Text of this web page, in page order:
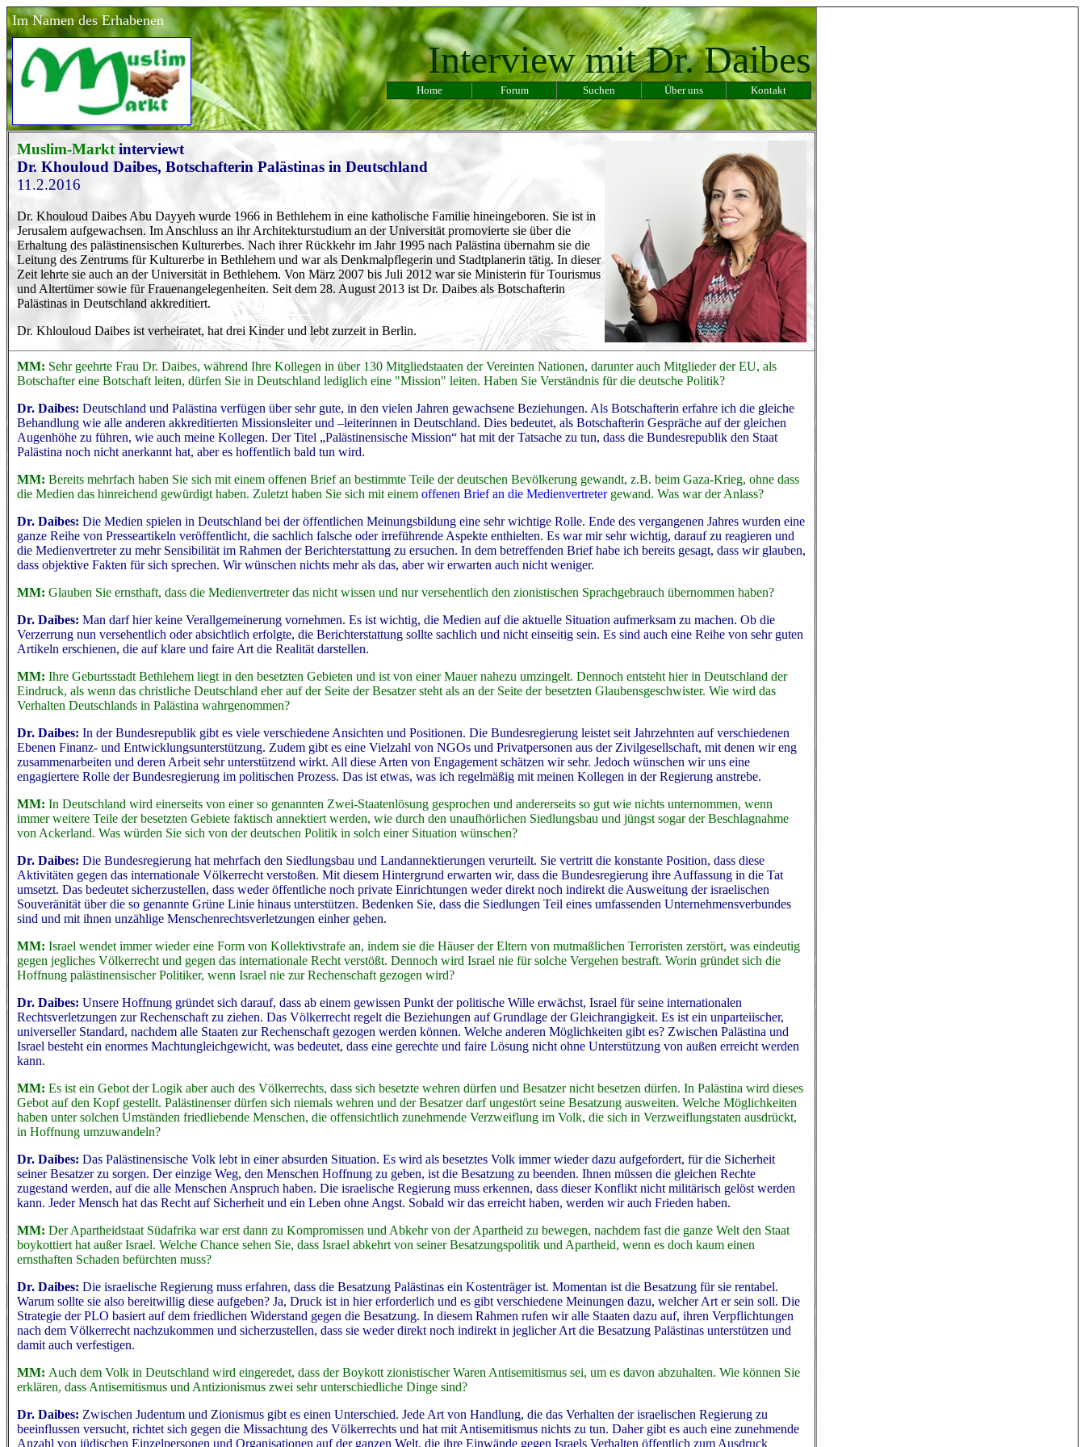
Im Namen des Erhabenen
Interview mitDr. Daibes
Home Forum Suchen Über uns Kontakt
Muslim-Markt interviewt
Dr. Khouloud Daibes, Botschafterin Palästinas in Deutschland
11.2.2016
Dr. Khouloud Daibes Abu Dayyeh wurde 1966 in Bethlehem in eine katholische Familie hineingeboren. Sie ist in
Jerusalem aufgewachsen. Im Anschluss an ihr Architekturstudium an der Universität promovierte sie über die
Erhaltung des palästinensischen Kulturerbes. Nach ihrer Rückkehr im Jahr 1995 nach Palästina übernahm sie die
Leitung des Zentrums für Kulturerbe in Bethlehem und war als Denkmalpflegerin und Stadtplanerin tätig. In dieser
Zeit lehrte sie auch an der Universität in Bethlehem. Von März 2007 bis Juli 2012 war sie Ministerin für Tourismus
und Altertümer sowie für Frauenangelegenheiten. Seit dem 28. August 2013 ist Dr. Daibes als Botschafterin
Palästinas in Deutschland akkreditiert.
Dr. Khlouloud Daibes ist verheiratet, hat drei Kinder und lebt zurzeit in Berlin.
MM: Sehr geehrte Frau Dr. Daibes, während Ihre Kollegen in über 130 Mitgliedstaaten der Vereinten Nationen, darunter auch Mitglieder der EU, als
Botschafter eine Botschaft leiten, dürfen Sie in Deutschland lediglich eine "Mission" leiten. Haben Sie Verständnis für die deutsche Politik?
Dr. Daibes: Deutschland und Palästina verfügen über sehr gute, in den vielen Jahren gewachsene Beziehungen. Als Botschafterin erfahre ich die gleiche
Behandlung wie alle anderen akkreditierten Missionsleiter und –leiterinnen in Deutschland. Dies bedeutet, als Botschafterin Gespräche auf der gleichen
Augenhöhe zu führen, wie auch meine Kollegen. Der Titel „Palästinensische Mission“ hat mit der Tatsache zu tun, dass die Bundesrepublik den Staat
Palästina noch nicht anerkannt hat, aber es hoffentlich bald tun wird.
MM: Bereits mehrfach haben Sie sich mit einem offenen Brief an bestimmte Teile der deutschen Bevölkerung gewandt, z.B. beim Gaza-Krieg, ohne dass
die Medien das hinreichend gewürdigt haben. Zuletzt haben Sie sich mit einem offenen Brief an die Medienvertretergewand. Was war der Anlass?
Dr. Daibes: Die Medien spielen in Deutschland bei der öffentlichen Meinungsbildung eine sehr wichtige Rolle. Ende des vergangenen Jahres wurden eine
ganze Reihe von Presseartikeln veröffentlicht, die sachlich falsche oder irreführende Aspekte enthielten. Es war mir sehr wichtig, darauf zu reagieren und
die Medienvertreter zu mehr Sensibilität im Rahmen der Berichterstattung zu ersuchen. In dem betreffenden Brief habe ich bereits gesagt, dass wir glauben,
dass objektive Fakten für sich sprechen. Wir wünschen nichts mehr als das, aber wir erwarten auch nicht weniger.
MM: Glauben Sie ernsthaft, dass die Medienvertreter das nicht wissen und nur versehentlich den zionistischen Sprachgebrauch übernommen haben?
Dr. Daibes: Man darf hier keine Verallgemeinerung vornehmen. Es ist wichtig, die Medien auf die aktuelle Situation aufmerksam zu machen. Ob die
Verzerrung nun versehentlich oder absichtlich erfolgte, die Berichterstattung sollte sachlich und nicht einseitig sein. Es sind auch eine Reihe von sehr guten
Artikeln erschienen, die auf klare und faire Art die Realität darstellen.
MM: Ihre Geburtsstadt Bethlehem liegt in den besetzten Gebieten und ist von einer Mauer nahezu umzingelt. Dennoch entsteht hier in Deutschland der
Eindruck, als wenn das christliche Deutschland eher auf der Seite der Besatzer steht als an der Seite der besetzten Glaubensgeschwister. Wie wird das
Verhalten Deutschlands in Palästina wahrgenommen?
Dr. Daibes: In der Bundesrepublik gibt es viele verschiedene Ansichten und Positionen. Die Bundesregierung leistet seit Jahrzehnten auf verschiedenen
Ebenen Finanz- und Entwicklungsunterstützung. Zudem gibt es eine Vielzahl von NGOs und Privatpersonen aus der Zivilgesellschaft, mit denen wir eng
zusammenarbeiten und deren Arbeit sehr unterstützend wirkt. All diese Arten von Engagement schätzen wir sehr. Jedoch wünschen wir uns eine
engagiertere Rolle der Bundesregierung im politischen Prozess. Das ist etwas, was ich regelmäßig mit meinen Kollegen in der Regierung anstrebe.
MM: In Deutschland wird einerseits von einer so genannten Zwei-Staatenlösung gesprochen und andererseits so gut wie nichts unternommen, wenn
immer weitere Teile der besetzten Gebiete faktisch annektiert werden, wie durch den unaufhörlichen Siedlungsbau und jüngst sogar der Beschlagnahme
von Ackerland. Was würden Sie sich von der deutschen Politik in solch einer Situation wünschen?
Dr. Daibes: Die Bundesregierung hat mehrfach den Siedlungsbau und Landannektierungen verurteilt. Sie vertritt die konstante Position, dass diese
Aktivitäten gegen das internationale Völkerrecht verstoßen. Mit diesem Hintergrund erwarten wir, dass die Bundesregierung ihre Auffassung in die Tat
umsetzt. Das bedeutet sicherzustellen, dass weder öffentliche noch private Einrichtungen weder direkt noch indirekt die Ausweitung der israelischen
Souveränität über die so genannte Grüne Linie hinaus unterstützen. Bedenken Sie, dass die Siedlungen Teil eines umfassenden Unternehmensverbundes
sind und mit ihnen unzählige Menschenrechtsverletzungen einher gehen.
MM: Israel wendet immer wieder eine Form von Kollektivstrafe an, indem sie die Häuser der Eltern von mutmaßlichen Terroristen zerstört, was eindeutig
gegen jegliches Völkerrecht und gegen das internationale Recht verstößt. Dennoch wird Israel nie für solche Vergehen bestraft. Worin gründet sich die
Hoffnung palästinensischer Politiker, wenn Israel nie zur Rechenschaft gezogen wird?
Dr. Daibes: Unsere Hoffnung gründet sich darauf, dass ab einem gewissen Punkt der politische Wille erwächst, Israel für seine internationalen
Rechtsverletzungen zur Rechenschaft zu ziehen. Das Völkerrecht regelt die Beziehungen auf Grundlage der Gleichrangigkeit. Es ist ein unparteiischer,
universeller Standard, nachdem alle Staaten zur Rechenschaft gezogen werden können. Welche anderen Möglichkeiten gibt es? Zwischen Palästina und
Israel besteht ein enormes Machtungleichgewicht, was bedeutet, dass eine gerechte und faire Lösung nicht ohne Unterstützung von außen erreicht werden
kann.
MM: Es ist ein Gebot der Logik aber auch des Völkerrechts, dass sich besetzte wehren dürfen und Besatzer nicht besetzen dürfen. In Palästina wird dieses
Gebot auf den Kopf gestellt. Palästinenser dürfen sich niemals wehren und der Besatzer darf ungestört seine Besatzung ausweiten. Welche Möglichkeiten
haben unter solchen Umständen friedliebende Menschen, die offensichtlich zunehmende Verzweiflung im Volk, die sich in Verzweiflungstaten ausdrückt,
in Hoffnung umzuwandeln?
Dr. Daibes: Das Palästinensische Volk lebt in einer absurden Situation. Es wird als besetztes Volk immer wieder dazu aufgefordert, für die Sicherheit
seiner Besatzer zu sorgen. Der einzige Weg, den Menschen Hoffnung zu geben, ist die Besatzung zu beenden. Ihnen müssen die gleichen Rechte
zugestand werden, auf die alle Menschen Anspruch haben. Die israelische Regierung muss erkennen, dass dieser Konflikt nicht militärisch gelöst werden
kann. Jeder Mensch hat das Recht auf Sicherheit und ein Leben ohne Angst. Sobald wir das erreicht haben, werden wir auch Frieden haben.
MM: Der Apartheidstaat Südafrika war erst dann zu Kompromissen und Abkehr von der Apartheid zu bewegen, nachdem fast die ganze Welt den Staat
boykottiert hat außer Israel. Welche Chance sehen Sie, dass Israel abkehrt von seiner Besatzungspolitik und Apartheid, wenn es doch kaum einen
ernsthaften Schaden befürchten muss?
Dr. Daibes: Die israelische Regierung muss erfahren, dass die Besatzung Palästinas ein Kostenträger ist. Momentan ist die Besatzung für sie rentabel.
Warum sollte sie also bereitwillig diese aufgeben? Ja, Druck ist in hier erforderlich und es gibt verschiedene Meinungen dazu, welcher Art er sein soll. Die
Strategie der PLO basiert auf dem friedlichen Widerstand gegen die Besatzung. In diesem Rahmen rufen wir alle Staaten dazu auf, ihren Verpflichtungen
nach dem Völkerrecht nachzukommen und sicherzustellen, dass sie weder direkt noch indirekt in jeglicher Art die Besatzung Palästinas unterstützen und
damit auch verfestigen.
MM: Auch dem Volk in Deutschland wird eingeredet, dass der Boykott zionistischer Waren Antisemitismus sei, um es davon abzuhalten. Wie können Sie
erklären, dass Antisemitismus und Antizionismus zwei sehr unterschiedliche Dinge sind?
Dr. Daibes: Zwischen Judentum und Zionismus gibt es einen Unterschied. Jede Art von Handlung, die das Verhalten der israelischen Regierung zu
beeinflussen versucht, richtet sich gegen die Missachtung des Völkerrechts und hat mit Antisemitismus nichts zu tun. Daher gibt es auch eine zunehmende
Anzahl von jüdischen Einzelpersonen und Organisationen auf der ganzen Welt, die ihre Einwände gegen Israels Verhalten öffentlich zum Ausdruck